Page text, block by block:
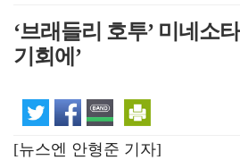
‘브래들리 호투’ 미네소
기회에’
[뉴스엔 안형준 기자]